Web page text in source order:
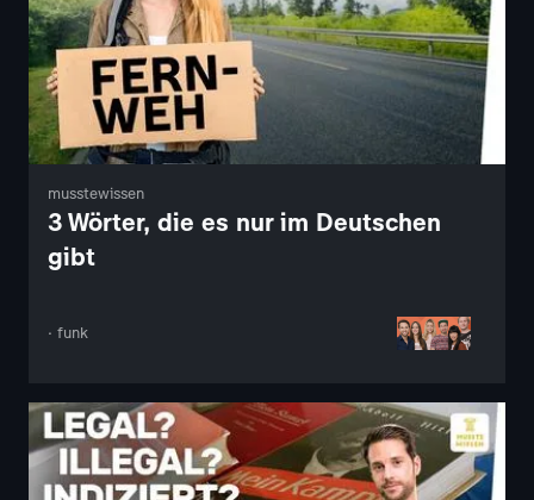
musstewissen
3 Wörter, die es nur im Deutschen
gibt
· funk